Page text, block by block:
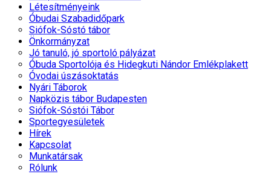
Létesítményeink
Óbudai Szabadidőpark
Siófok-Sóstó tábor
Önkormányzat
Jó tanuló, jó sportoló pályázat
Óbuda Sportolója és Hidegkuti Nándor Emlékplakett
Óvodai úszásoktatás
Nyári Táborok
Napközis tábor Budapesten
Siófok-Sóstói Tábor
Sportegyesületek
Hírek
Kapcsolat
Munkatársak
Rólunk